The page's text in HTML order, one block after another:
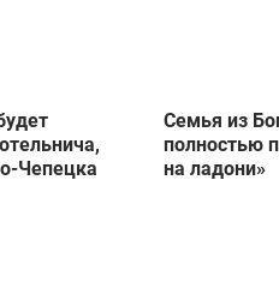
Чепецка
Семья из
полностью
на ладони»